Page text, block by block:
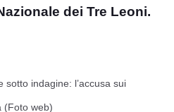
dei Tre Leoni.
indagine: l’accusa sui
(Foto web)